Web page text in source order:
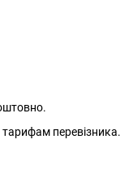
перевізника.